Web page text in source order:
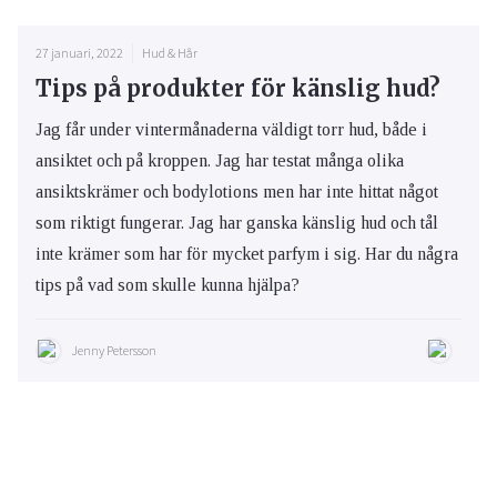
27 januari, 2022 Hud & Hår
Tips på produkter för känslig hud?
Jag får under vintermånaderna väldigt torr hud, både i
ansiktet och på kroppen. Jag har testat många olika
ansiktskrämer och bodylotions men har inte hittat något
som riktigt fungerar. Jag har ganska känslig hud och tål
inte krämer som har för mycket parfym i sig. Har du några
tips på vad som skulle kunna hjälpa?
Jenny Petersson